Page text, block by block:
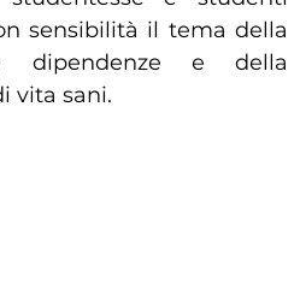
sensibilità il tema della
dipendenze e della
vita sani.